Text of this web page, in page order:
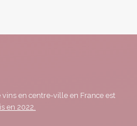
vins en centre-ville en France est
en 2022.